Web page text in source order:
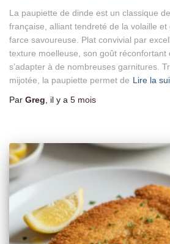
La paupiette de dinde est un classique
française, alliant tendreté de la volaille et
farce savoureuse. Plat convivial par
texture moelleuse, son goût réconfortant
s’adapter à de nombreuses garnitures.
mijotée, la paupiette permet de Lire la
Par Greg , il y a 5 mois